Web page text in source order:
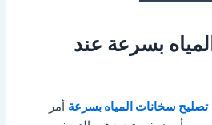
بسرعة عند
تصليح سخانات المياه بسرعة أمر